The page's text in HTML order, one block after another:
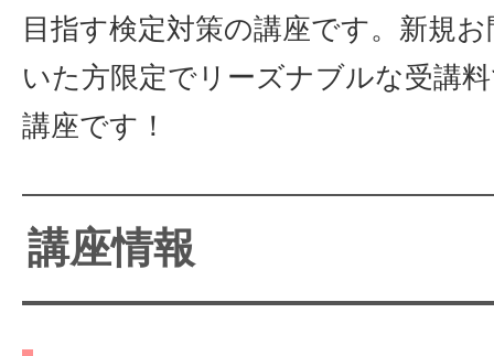
目指す検定対策の講座です。新規
いた方限定でリーズナブルな受講
講座です！
講座情報